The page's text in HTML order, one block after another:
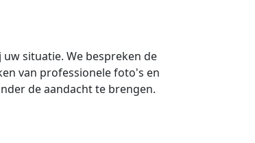
situatie. We bespreken de
van professionele foto's en
de aandacht te brengen.